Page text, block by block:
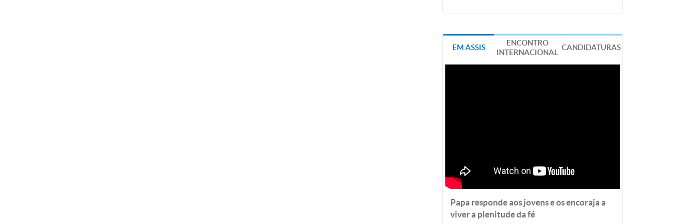
EM ASSIS
ENCONTRO
INTERNACIONAL
CANDIDATURAS
Papa responde aos jovens e os encoraja a
viver a plenitude da fé